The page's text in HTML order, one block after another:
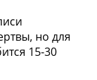
но для
15-30